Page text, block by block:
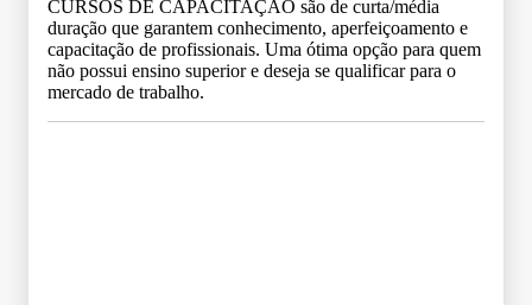
CURSOS DE CAPACITAÇÃO são de curta/média
duração que garantem conhecimento, aperfeiçoamento e
capacitação de profissionais. Uma ótima opção para quem
não possui ensino superior e deseja se qualificar para o
mercado de trabalho.